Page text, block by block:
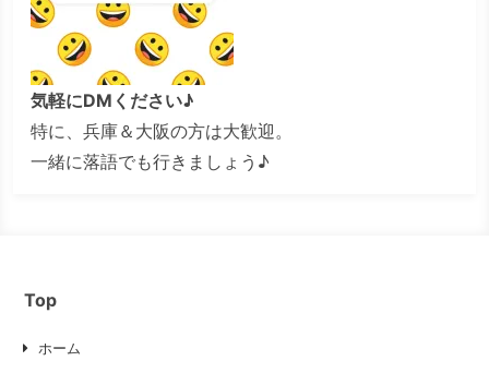
気軽にDMください♪
特に、兵庫＆大阪の方は大歓迎。
一緒に落語でも行きましょう♪
Top
ホーム